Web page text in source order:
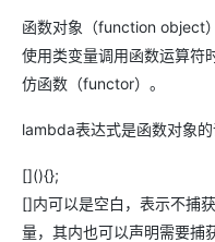
函数对象（function object
使用类变量调用函数运算符
仿函数（functor）。
lambda表达式是函数对象的
[](){};
[]内可以是空白，表示不捕
量，其内也可以声明需要捕